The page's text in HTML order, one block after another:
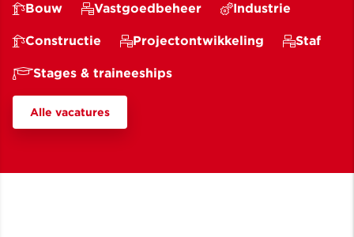
Bouw Vastgoedbeheer Industrie
Constructie Projectontwikkeling Staf
Stages & traineeships
Alle vacatures